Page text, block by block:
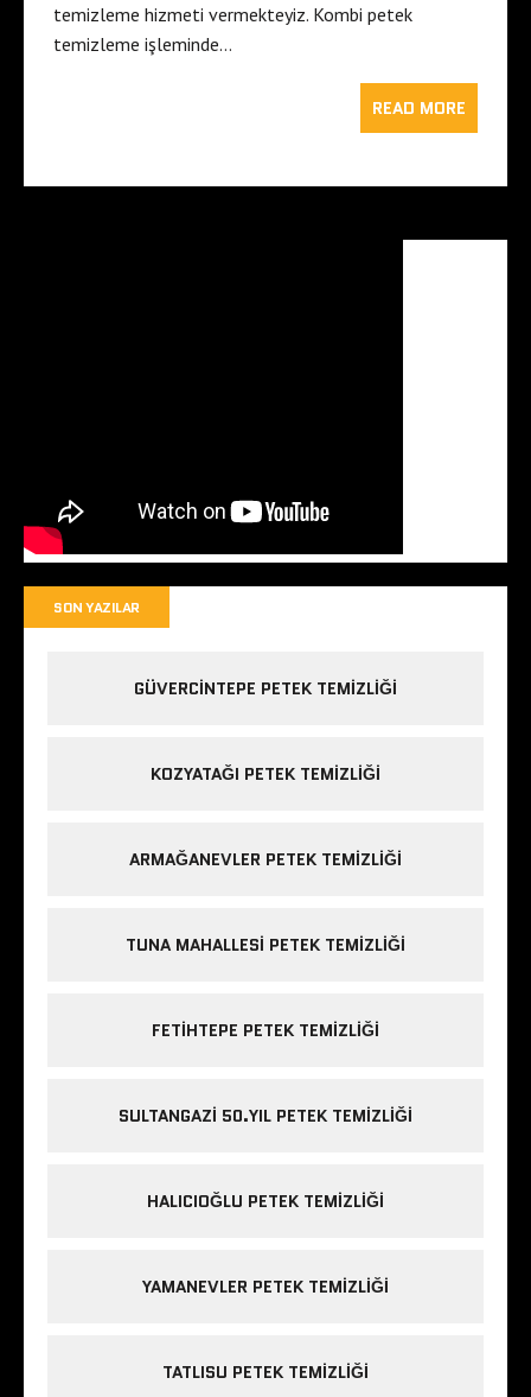
temizleme hizmeti vermekteyiz. Kombi petek
temizleme işleminde…
READ MORE
SON YAZILAR
GÜVERCINTEPE PETEK TEMIZLIĞI
KOZYATAĞI PETEK TEMIZLIĞI
ARMAĞANEVLER PETEK TEMIZLIĞI
TUNA MAHALLESI PETEK TEMIZLIĞI
FETIHTEPE PETEK TEMIZLIĞI
SULTANGAZI 50.YIL PETEK TEMIZLIĞI
HALICIOĞLU PETEK TEMIZLIĞI
YAMANEVLER PETEK TEMIZLIĞI
TATLISU PETEK TEMIZLIĞI